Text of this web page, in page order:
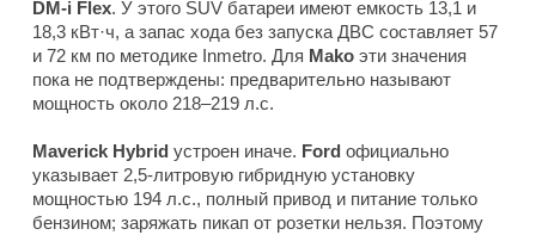
DM-i Flex. У этого SUV батареи имеют емкость 13,1 и
18,3 кВт·ч, а запас хода без запуска ДВС составляет 57
и 72 км по методике Inmetro. Для Mako эти значения
пока не подтверждены: предварительно называют
мощность около 218–219 л.с.
Maverick Hybrid устроен иначе. Ford официально
указывает 2,5-литровую гибридную установку
мощностью 194 л.с., полный привод и питание только
бензином; заряжать пикап от розетки нельзя. Поэтому